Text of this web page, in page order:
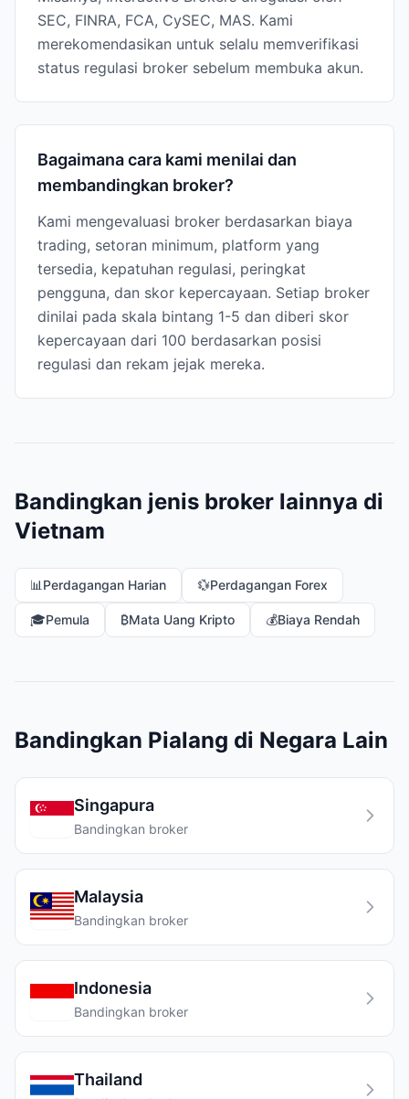
SEC, FINRA, FCA, CySEC, MAS. Kami
merekomendasikan untuk selalu memverifikasi
status regulasi broker sebelum membuka akun.
Bagaimana cara kami menilai dan
membandingkan broker?
Kami mengevaluasi broker berdasarkan biaya
trading, setoran minimum, platform yang
tersedia, kepatuhan regulasi, peringkat
pengguna, dan skor kepercayaan. Setiap broker
dinilai pada skala bintang 1-5 dan diberi skor
kepercayaan dari 100 berdasarkan posisi
regulasi dan rekam jejak mereka.
Bandingkan jenis broker lainnya di
Vietnam
📊 Perdagangan Harian 💱Perdagangan Forex
🎓Pemula ₿Mata Uang Kripto 💰Biaya Rendah
Bandingkan Pialang di Negara Lain
Singapura
Bandingkan broker
Malaysia
Bandingkan broker
Indonesia
Bandingkan broker
Thailand